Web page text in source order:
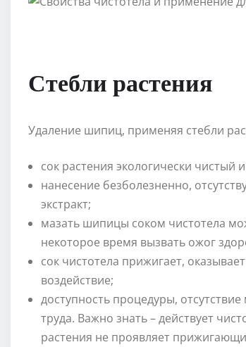
Стебли растения
Удаление шипиц, применяя стебли
сок растения экологически чистый
нанесение безболезненно,
экстракт;
мазать шипицы соком чистотела
некоторое время вызвать ожог
сок чистотела прижигает,
воздействие;
доступность процедуры,
труда. Важно знать – действует
растения не проявляет